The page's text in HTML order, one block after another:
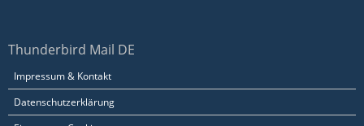
Thunderbird Mail DE
Impressum & Kontakt
Datenschutzerklärung